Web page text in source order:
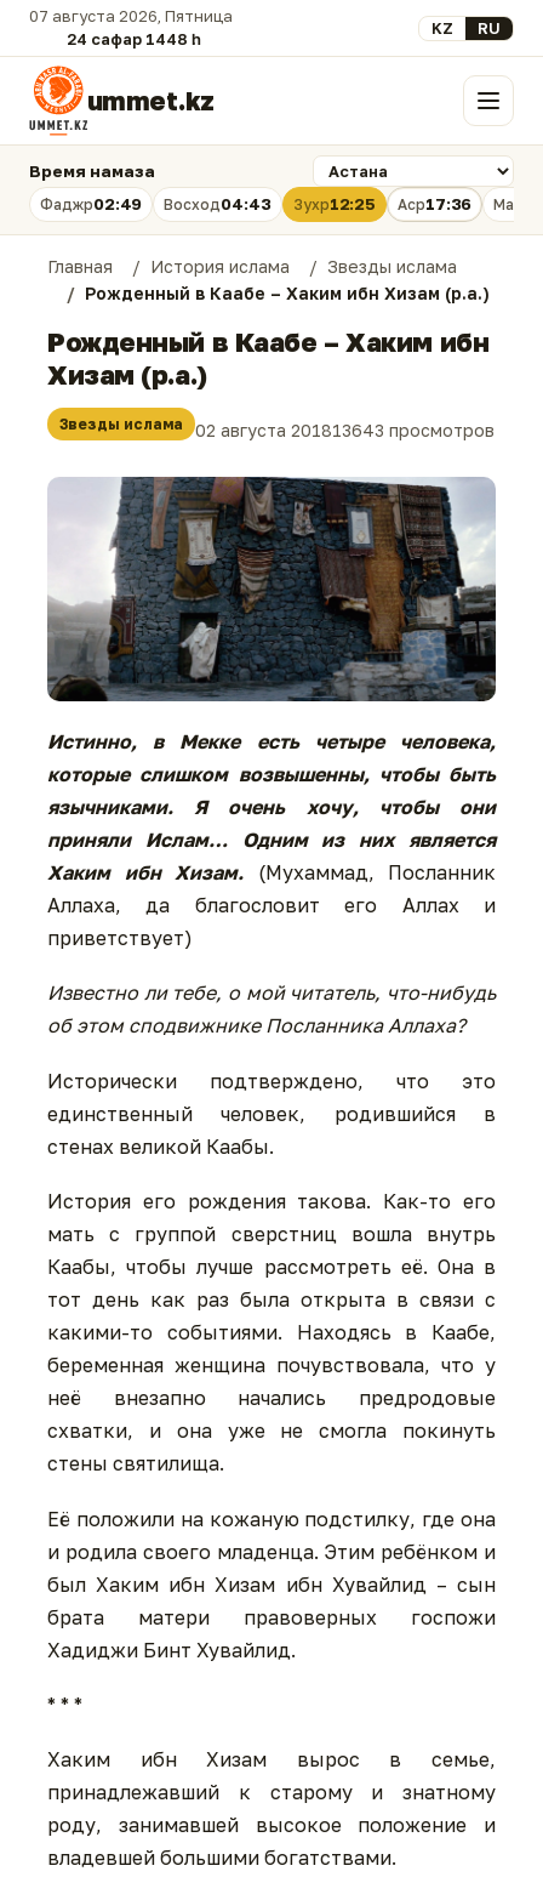
07 августа 2026, Пятница
24 сафар 1448 һ.
Выберите язык
KZ RU
ummet.kz Меню
Время намаза
Фаджр02:49 Восход04:43 Зухр12:25 Аср17:36
Главная История ислама
Звезды ислама
Рожденный в Каабе – Хаким ибн Хизам (р.а.)
Рожденный в Каабе – Хаким ибн
Хизам (р.а.)
Звезды ислама 02 августа 201813643 просмотров
Истинно, в Мекке есть четыре человека,
которые слишком возвышенны, чтобы быть
язычниками. Я очень хочу, чтобы они
приняли Ислам… Одним из них является
Хаким ибн Хизам. (Мухаммад, Посланник
Аллаха, да благословит его Аллах и
приветствует)
Известно ли тебе, о мой читатель, что-нибудь
об этом сподвижнике Посланника Аллаха?
Исторически подтверждено, что это
единственный человек, родившийся в
стенах великой Каабы.
История его рождения такова. Как-то его
мать с группой сверстниц вошла внутрь
Каабы, чтобы лучше рассмотреть её. Она в
тот день как раз была открыта в связи с
какими-то событиями. Находясь в Каабе,
беременная женщина почувствовала, что у
неё внезапно начались предродовые
схватки, и она уже не смогла покинуть
стены святилища.
Её положили на кожаную подстилку, где она
и родила своего младенца. Этим ребёнком и
был Хаким ибн Хизам ибн Хувайлид – сын
брата матери правоверных госпожи
Хадиджи Бинт Хувайлид.
* * *
Хаким ибн Хизам вырос в семье,
принадлежавший к старому и знатному
роду, занимавшей высокое положение и
владевшей большими богатствами.